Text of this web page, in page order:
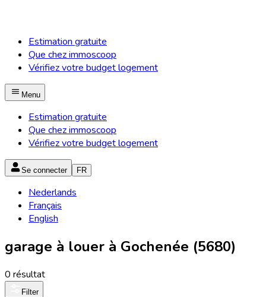
Estimation gratuite
Que chez immoscoop
Vérifiez votre budget logement
Menu
Estimation gratuite
Que chez immoscoop
Vérifiez votre budget logement
Se connecter FR
Nederlands
Français
English
garage à louer à Gochenée (5680)
0 résultat
Filter